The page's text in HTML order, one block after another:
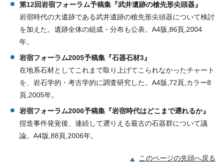
第12回岩宿フォーラム予稿集『武井遺跡の槍先形尖頭器』
岩宿時代の大遺跡である武井遺跡の槍先形尖頭器について検討
を加えた。遺跡全体の組成・分布も公表。A4版,86頁,2004
年。
岩宿フォーラム2005予稿集『石器石材3』
在地系石材としてこれまで取り上げてこられなかったチャート
を、岩石学的・考古学的に調査研究した。A4版,72頁,カラー8
頁,2005年。
岩宿フォーラム2006予稿集『岩宿時代はどこまで遡れるか』
捏造事件発覚後、連続して遡りえる最古の石器群について議
論。A4版,88頁,2006年。
このページの先頭へ戻る